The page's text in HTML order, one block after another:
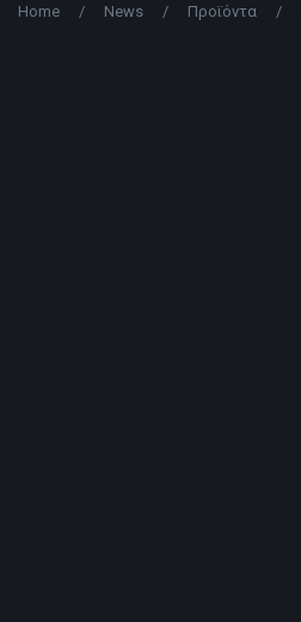
Home / News / Προϊόντα /